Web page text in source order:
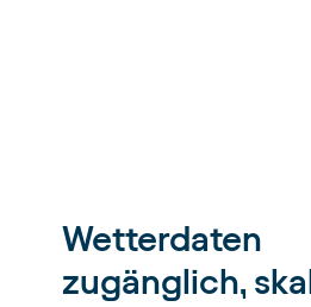
Wetterdaten
zugänglich,